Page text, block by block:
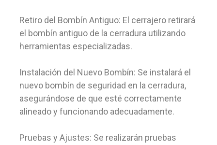
Retiro del Bombín Antiguo: El cerrajero retirará
el bombín antiguo de la cerradura utilizando
herramientas especializadas.
Instalación del Nuevo Bombín: Se instalará el
nuevo bombín de seguridad en la cerradura,
asegurándose de que esté correctamente
alineado y funcionando adecuadamente.
Pruebas y Ajustes: Se realizarán pruebas